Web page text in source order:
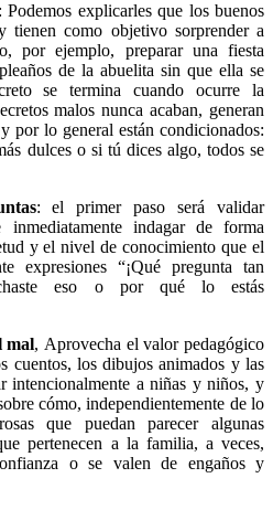
Podemos explicarles que los buenos
tienen como objetivo sorprender a
por ejemplo, preparar una fiesta
de la abuelita sin que ella se
se termina cuando ocurre la
malos nunca acaban, generan
por lo general están condicionados:
dulces o si tú dices algo, todos se
:
el primer paso será validar
inmediatamente indagar de forma
y el nivel de conocimiento que el
expresiones
“¡Qué pregunta tan
eso o por qué lo estás
mal, Aprovecha el valor pedagógico
cuentos, los dibujos animados y las
intencionalmente a niñas y niños, y
cómo, independientemente de lo
que puedan parecer algunas
pertenecen a la familia, a veces,
o se valen de engaños y